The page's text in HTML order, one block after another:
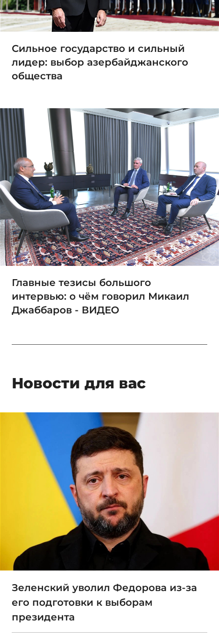
Сильное государство и сильный
лидер: выбор азербайджанского
общества
Главные тезисы большого
интервью: о чём говорил Микаил
Джаббаров - ВИДЕО
Новости для вас
Зеленский уволил Федорова из-за
его подготовки к выборам
президента